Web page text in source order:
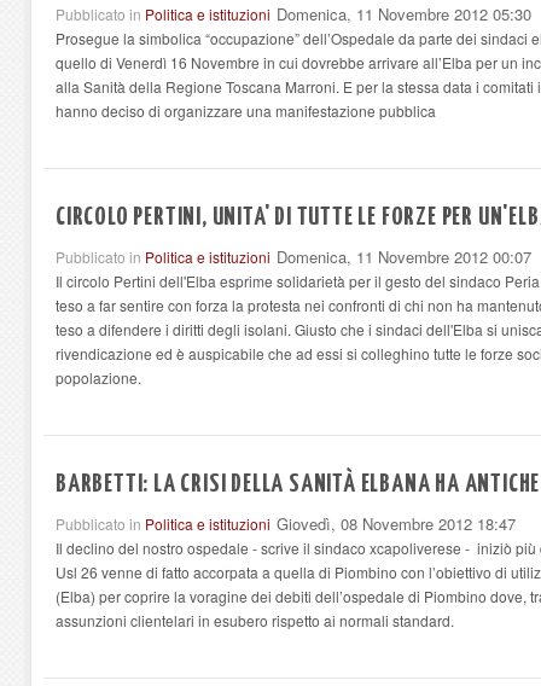
Pubblicato in Politica e istituzioni Domenica, 11 Novembre 2012 05:30
Prosegue la simbolica “occupazione” dell’Ospedale da parte dei sindaci
quello di Venerdì 16 Novembre in cui dovrebbe arrivare all’Elba per un
alla Sanità della Regione Toscana Marroni. E per la stessa data i comitati
hanno deciso di organizzare una manifestazione pubblica
CIRCOLO PERTINI, UNITA' DI TUTTE LE FORZE PER
Pubblicato in Politica e istituzioni Domenica, 11 Novembre 2012 00:07
Il circolo Pertini dell'Elba esprime solidarietà per il gesto del sindaco
teso a far sentire con forza la protesta nei confronti di chi non ha
teso a difendere i diritti degli isolani. Giusto che i sindaci dell'Elba si
rivendicazione ed è auspicabile che ad essi si colleghino tutte le forze
popolazione.
BARBETTI: LA CRISI DELLA SANITÀ ELBANA HA
Pubblicato in Politica e istituzioni Giovedì, 08 Novembre 2012 18:47
Il declino del nostro ospedale - scrive il sindaco xcapoliverese - iniziò
Usl 26 venne di fatto accorpata a quella di Piombino con l’obiettivo di
(Elba) per coprire la voragine dei debiti dell’ospedale di Piombino dove,
assunzioni clientelari in esubero rispetto ai normali standard.